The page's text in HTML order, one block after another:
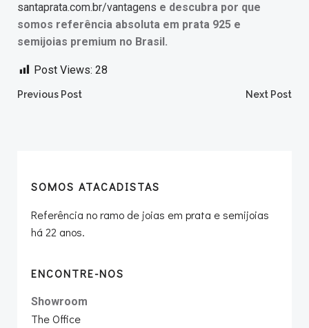
santaprata.com.br/vantagens e descubra por que
somos referência absoluta em prata 925 e
semijoias premium no Brasil.
Post Views: 28
Post
Previous Post Next Post
SOMOS ATACADISTAS
Referência no ramo de joias em prata e semijoias
há 22 anos.
ENCONTRE-NOS
Showroom
The Office